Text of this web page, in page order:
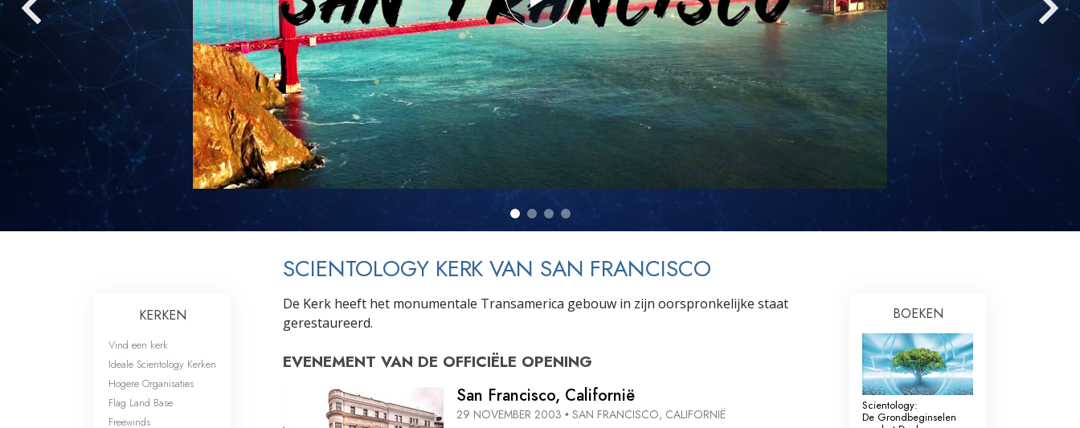
Wat is Grootheid?
Oplossingen voor het Drugsprobleem
Kinderen
Hulpmiddelen bij het Dagelijks Werk
Ethiek en de Condities
De Oorzaak van Onderdrukking
Feitenonderzoek
De Technologie van Studeren
SCIENTOLOGY KERK VAN SAN FRANCISCO
De Kerk heeft het monumentale Transamerica gebouw in zijn oorspronkelijke staat
gerestaureerd.
EVENEMENT VAN DE OFFICIËLE OPENING
San Francisco, Californië
29 NOVEMBER 2003 • SAN FRANCISCO, CALIFORNIË
KERKEN
Vind een kerk
Ideale Scientology Kerken
Hogere Organisaties
Flag Land Base
Freewinds
BOEKEN
Scientology:
De Grondbeginselen